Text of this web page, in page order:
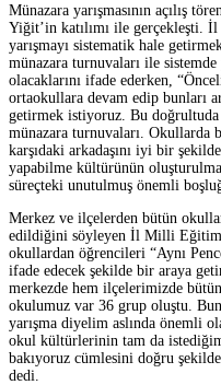
Münazara yarışmasının açılış
Yiğit’in katılımı ile gerçekleşti.
yarışmayı sistematik hale
münazara turnuvaları ile
olacaklarını ifade ederken,
ortaokullara devam edip bunları
getirmek istiyoruz. Bu
münazara turnuvaları. Okullarda
karşıdaki arkadaşını iyi bir
yapabilme kültürünün
süreçteki unutulmuş önemli
Merkez ve ilçelerden bütün
edildiğini söyleyen İl Milli Eğitim
okullardan öğrencileri “Aynı
ifade edecek şekilde bir araya
merkezde hem ilçelerimizde
okulumuz var 36 grup oluştu.
yarışma diyelim aslında önemli
okul kültürlerinin tam da
bakıyoruz cümlesini doğru
dedi.